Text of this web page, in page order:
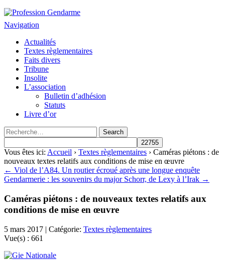
Profession Gendarme
Le journal des gendarmes
Navigation
Actualités
Textes règlementaires
Faits divers
Tribune
Insolite
L’association
Bulletin d’adhésion
Statuts
Livre d’or
Vous êtes ici: Accueil › Textes règlementaires › Caméras piétons : de
nouveaux textes relatifs aux conditions de mise en œuvre
← Viol de l’A84. Un routier écroué après une longue enquête
Gendarmerie : les souvenirs du major Schorr, de Lexy à l’Irak →
Caméras piétons : de nouveaux textes relatifs aux
conditions de mise en œuvre
5 mars 2017 | Catégorie: Textes règlementaires
Vue(s) : 661